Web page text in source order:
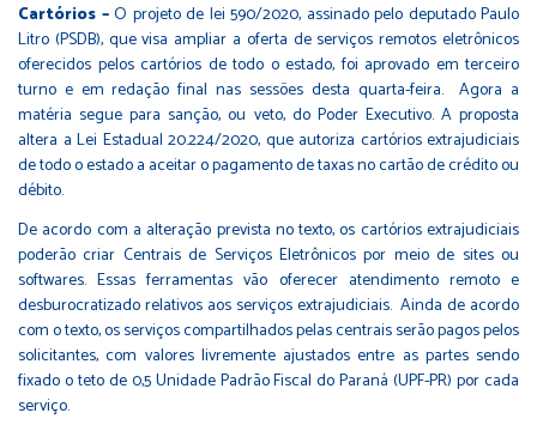
Cartórios –O projeto de lei 590/2020, assinado pelo deputado Paulo
Litro (PSDB), que visa ampliar a oferta de serviços remotos eletrônicos
oferecidos pelos cartórios de todo o estado, foi aprovado em terceiro
turno e em redação final nas sessões desta quarta-feira. Agora a
matéria segue para sanção, ou veto, do Poder Executivo. A proposta
altera a Lei Estadual 20.224/2020, que autoriza cartórios extrajudiciais
de todo o estado a aceitar o pagamento de taxas no cartão de crédito ou
débito.
De acordo com a alteração prevista no texto, os cartórios extrajudiciais
poderão criar Centrais de Serviços Eletrônicos por meio de sites ou
softwares. Essas ferramentas vão oferecer atendimento remoto e
desburocratizado relativos aos serviços extrajudiciais. Ainda de acordo
com o texto, os serviços compartilhados pelas centrais serão pagos pelos
solicitantes, com valores livremente ajustados entre as partes sendo
fixado o teto de 0,5 Unidade Padrão Fiscal do Paraná (UPF-PR) por cada
serviço.